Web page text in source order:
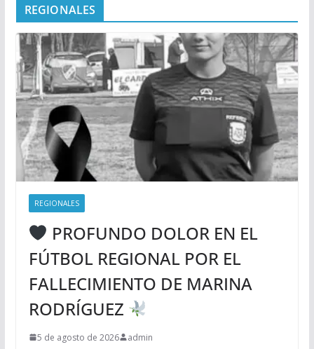
REGIONALES
REGIONALES
PROFUNDO DOLOR EN EL
FÚTBOL REGIONAL POR EL
FALLECIMIENTO DE MARINA
RODRÍGUEZ
5 de agosto de 2026 admin